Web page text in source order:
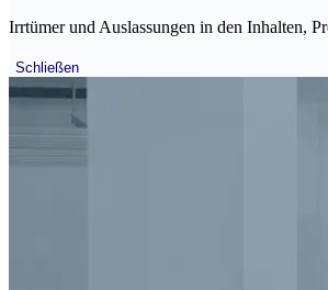
Irrtümer und Auslassungen in den Inhalten,
Schließen